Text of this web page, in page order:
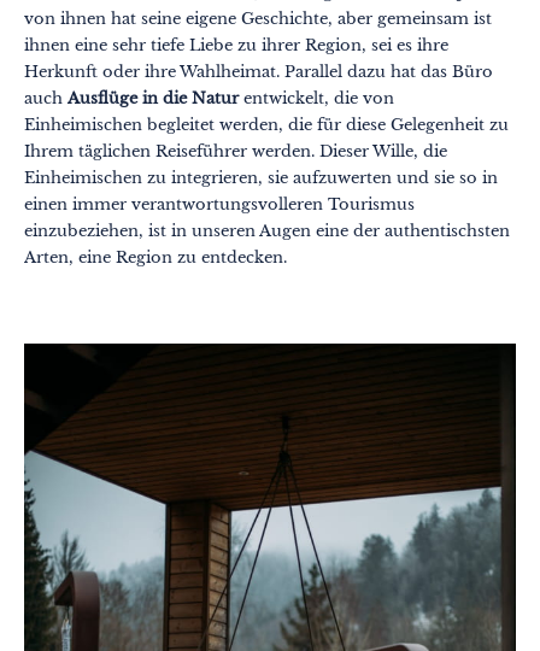
von ihnen hat seine eigene Geschichte, aber gemeinsam ist
ihnen eine sehr tiefe Liebe zu ihrer Region, sei es ihre
Herkunft oder ihre Wahlheimat. Parallel dazu hat das Büro
auch Ausflüge in die Naturentwickelt, die von
Einheimischen begleitet werden, die für diese Gelegenheit zu
Ihrem täglichen Reiseführer werden. Dieser Wille, die
Einheimischen zu integrieren, sie aufzuwerten und sie so in
einen immer verantwortungsvolleren Tourismus
einzubeziehen, ist in unseren Augen eine der authentischsten
Arten, eine Region zu entdecken.